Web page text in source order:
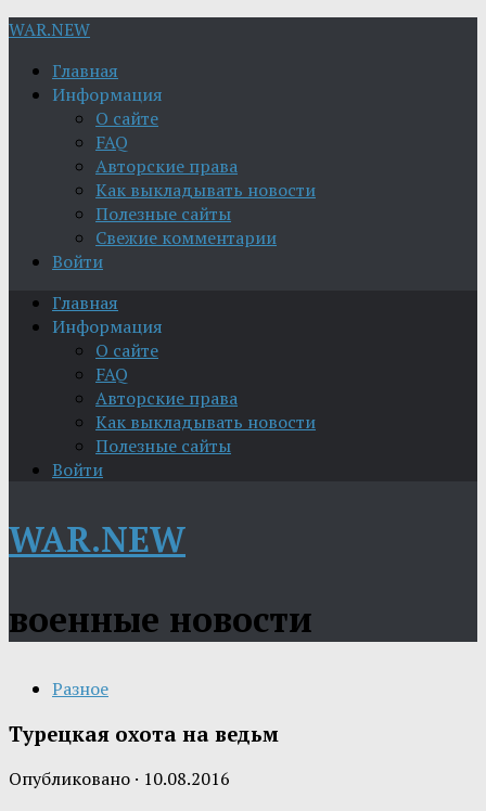
WAR.NEW
Главная
Информация
О сайте
FAQ
Авторские права
Как выкладывать новости
Полезные сайты
Свежие комментарии
Войти
Главная
Информация
О сайте
FAQ
Авторские права
Как выкладывать новости
Полезные сайты
Войти
WAR.NEW
военные новости
Разное
Турецкая охота на ведьм
Опубликовано · 10.08.2016